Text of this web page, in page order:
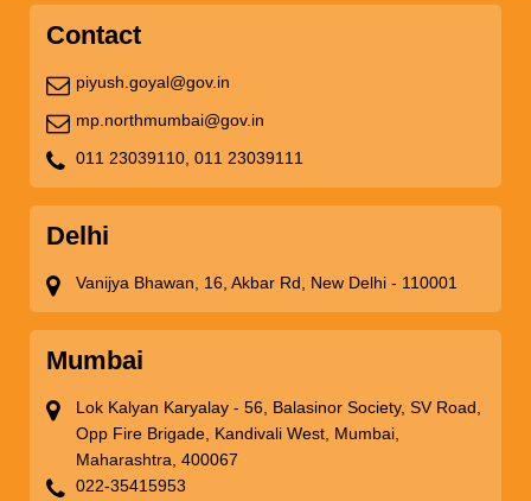
Contact
piyush.goyal@gov.in
mp.northmumbai@gov.in
011 23039110, 011 23039111
Delhi
Vanijya Bhawan, 16, Akbar Rd, New Delhi - 110001
Mumbai
Lok Kalyan Karyalay - 56, Balasinor Society, SV Road,
Opp Fire Brigade, Kandivali West, Mumbai,
Maharashtra, 400067
022-35415953